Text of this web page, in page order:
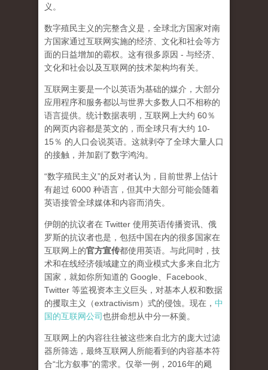
义。
数字殖民主义的完整含义是，全球北方国家对南
方国家通过互联网实施的经济、文化和社会等方
面的日益增加的霸权。这有很多原因 - 与经济、
文化和社会以及互联网的技术架构均有关。
互联网主要是一个以英语为基础的媒介，大部分
应用程序和服务都以与世界大多数人口不相称的
语言提供。统计数据表明，互联网上大约 60％
的网页内容都是英文的，而全球只有大约 10-
15％ 的人口会说英语。这就剥夺了全球大量人口
的接触，并加剧了数字鸿沟。
“数字殖民主义”的反对者认为，目前世界上估计
有超过 6000 种语言，但其中大部分可能会随着
英语接管全球媒体和内容而消失。
伊朗的抗议者在 Twitter 使用英语传播资讯、俄
罗斯的抗议者也是，包括中国在内的很多国家在
互联网上的官方宣传都使用英语。与此同时，技
术和在线经济领域建立的商业模式大多来自北方
国家，就如你所知道的 Google、Facebook、
Twitter 等监视资本主义巨头，对基本人权和数据
的攫取主义（extractivism）式的侵蚀。现在， 中
国的互联网公司也拼命想从中分一杯羹。
互联网上的内容往往被这些来自北方的庞大过滤
器所筛选，最终互联网人所能看到的内容基本符
合“北方叙事”的需求。仅举一例，2016年的飓